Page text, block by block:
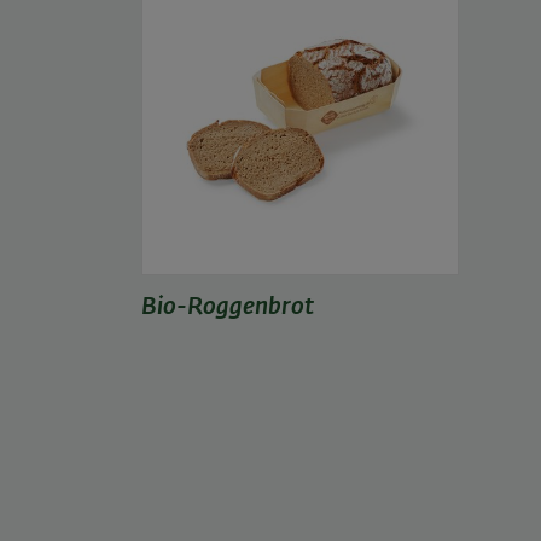
Bio-Roggenbrot